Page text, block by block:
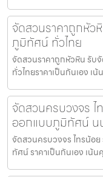
จัดสวนราคาถูกหัว
ภูมิทัศน์ ทั่วไทย
จัดสวนราคาถูกหัวหิน รั
ทั่วไทยราคาเป็นกันเอง
จัดสวนครบวงจร
ออกแบบภูมิทัศน์ น
จัดสวนครบวงจร ไทรน้อ
ทัศน์ ราคาเป็นกันเอง เน้